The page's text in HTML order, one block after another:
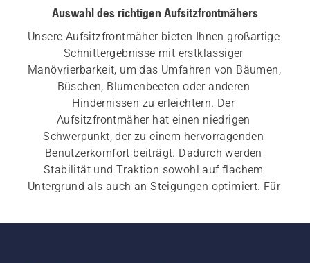
Auswahl des richtigen Aufsitzfrontmähers
Unsere Aufsitzfrontmäher bieten Ihnen großartige
Schnittergebnisse mit erstklassiger
Manövrierbarkeit, um das Umfahren von Bäumen,
Büschen, Blumenbeeten oder anderen
Hindernissen zu erleichtern. Der
Aufsitzfrontmäher hat einen niedrigen
Schwerpunkt, der zu einem hervorragenden
Benutzerkomfort beiträgt. Dadurch werden
Stabilität und Traktion sowohl auf flachem
Untergrund als auch an Steigungen optimiert. Für
Anbaugeräte für den Mehrzweckeinsatz und eine